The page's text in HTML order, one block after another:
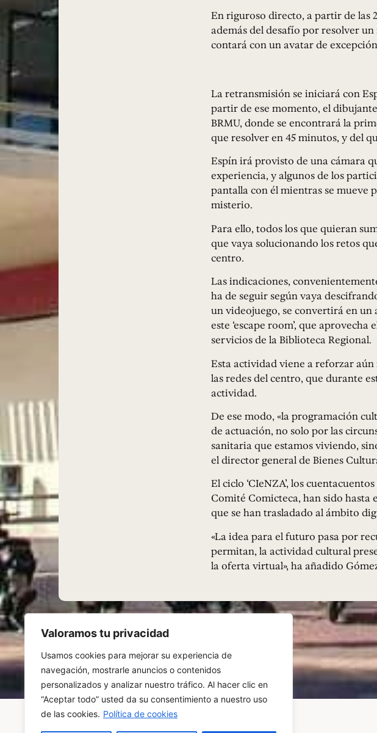
Valoramos tu privacidad
Usamos cookies para mejorar su experiencia de
navegación, mostrarle anuncios o contenidos
personalizados y analizar nuestro tráfico. Al hacer clic en
“Aceptar todo” usted da su consentimiento a nuestro uso
de las cookies. Política de cookies
En riguroso directo, a partir de las
además del desafío por resolver
contará con un avatar de
La retransmisión se iniciará con
partir de ese momento, el
BRMU, donde se encontrará la
que resolver en 45 minutos, y del
Espín irá provisto de una cámara
experiencia, y algunos de los
pantalla con él mientras se mueve
misterio.
Para ello, todos los que quieran
que vaya solucionando los retos
centro.
Las indicaciones,
ha de seguir según vaya
un videojuego, se convertirá en
este ‘escape room’, que
servicios de la Biblioteca Regional.
Esta actividad viene a reforzar
las redes del centro, que durante
actividad.
De ese modo, «la programación
de actuación, no solo por las
sanitaria que estamos viviendo,
el director general de Bienes
El ciclo ‘CIeNZA’, los
Comité Comicteca, han sido hasta
que se han trasladado al ámbito
«La idea para el futuro pasa por
permitan, la actividad cultural
la oferta virtual», ha añadido